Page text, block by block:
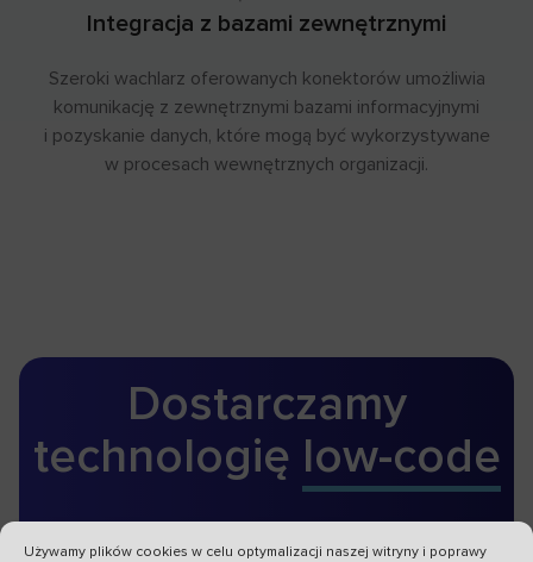
Używamy plików cookies w celu optymalizacji naszej witryny i poprawy
Integracja z bazami zewnętrznymi
Szeroki wachlarz oferowanych konektorów umożliwia
komunikację z zewnętrznymi bazami informacyjnymi
i pozyskanie danych, które mogą być wykorzystywane
w procesach wewnętrznych organizacji.
Dostarczamy
technologię low-code